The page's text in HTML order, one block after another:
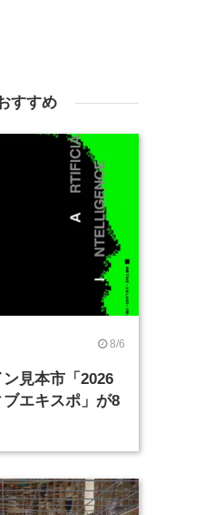
すすめ
8/6
見本市「2026
エキスポ」が8